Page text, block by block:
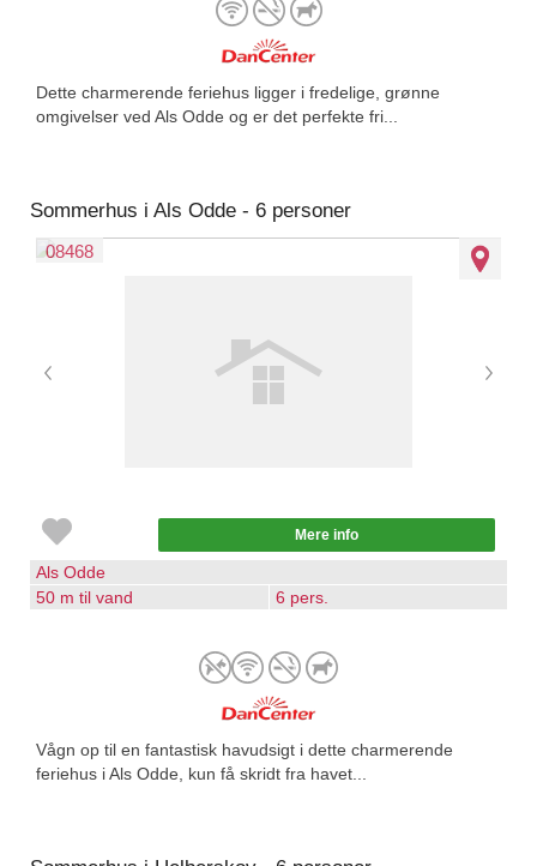
Dette charmerende feriehus ligger i fredelige, grønne
omgivelser ved Als Odde og er det perfekte fri...
Sommerhus i Als Odde - 6 personer
08468
Mere info
Als Odde
50 m til vand
6 pers.
Vågn op til en fantastisk havudsigt i dette charmerende
feriehus i Als Odde, kun få skridt fra havet...